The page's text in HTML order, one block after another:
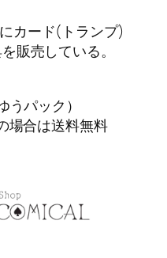
カード(トランプ)
販売している。
パック）
場合は送料無料